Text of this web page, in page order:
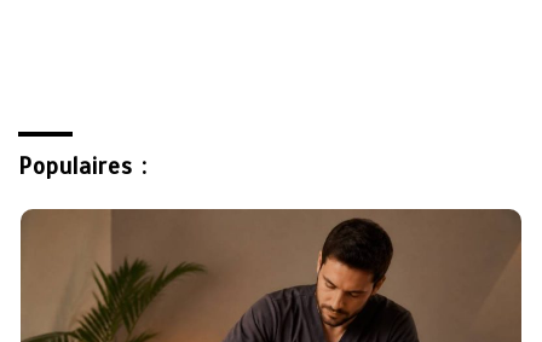
Populaires :